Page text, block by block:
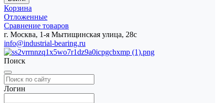
Корзина
Отложенные
Сравнение товаров
г. Москва, 1-я Мытищинская улица, 28с
info@industrial-bearing.ru
Поиск
Логин